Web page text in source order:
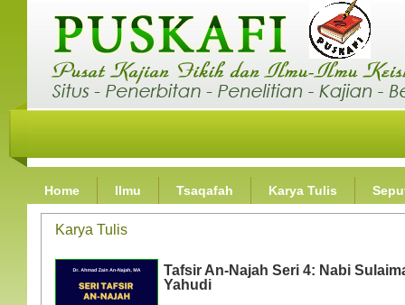
Home Ilmu Tsaqafah Karya Tulis
Karya Tulis
Tafsir An-Najah Seri 4: Nabi
Yahudi